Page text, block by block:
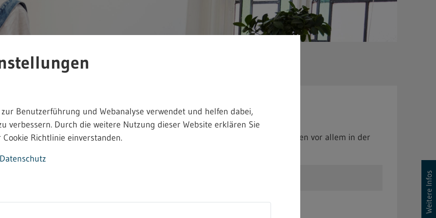
Wirtschafts- und Arbeitslebens. Schwerpunkte von Heimarbeitstätigkeiten liegen vor allem in der
und Lederverarbeitung, der Büroheimarbeit sowie im Textilgewerbe.
Heimarbeit finden Sie unter folgenden Links:
(Stand: Mai 2018) [PDF; nicht barrierefrei]
Weitere Infos
zur Benutzerführung und Webanalyse verwendet und helfen dabei,
verbessern. Durch die weitere Nutzung dieser Website erklären Sie
Richtlinie einverstanden.
Datenschutz